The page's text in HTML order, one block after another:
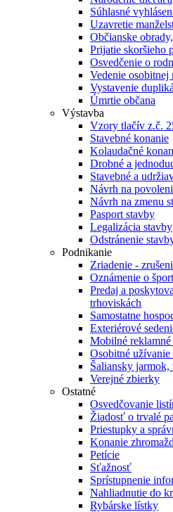
Súhlasné
Uzavretie
Občianske
Prijatie skoršieho
Osvedčenie o
Vedenie osobitnej
Vystavenie
Úmrtie občana
Výstavba
Vzory tlačív z.č.
Stavebné konanie
Kolaudačné
Drobné a
Stavebné a
Návrh na
Návrh na zmenu
Pasport stavby
Legalizácia stavby
Odstránenie
Podnikanie
Zriadenie -
Oznámenie o
Predaj a
trhoviskách
Samostatne
Exteriérové
Mobilné reklamné
Osobitné užívanie
Šaliansky
Verejné zbierky
Ostatné
Osvedčovanie
Žiadosť o trvalé
Priestupky a
Konanie
Petície
Sťažnosť
Sprístupnenie
Nahliadnutie do
Rybárske lístky